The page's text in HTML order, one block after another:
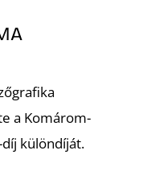
a Komárom-
különdíját.